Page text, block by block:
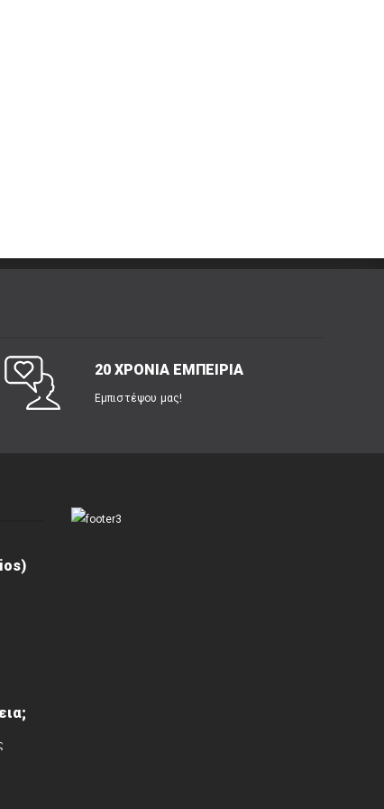
20 ΧΡΟΝΙΑ ΕΜΠΕΙΡΙΑ
Εμπιστέψου μας!